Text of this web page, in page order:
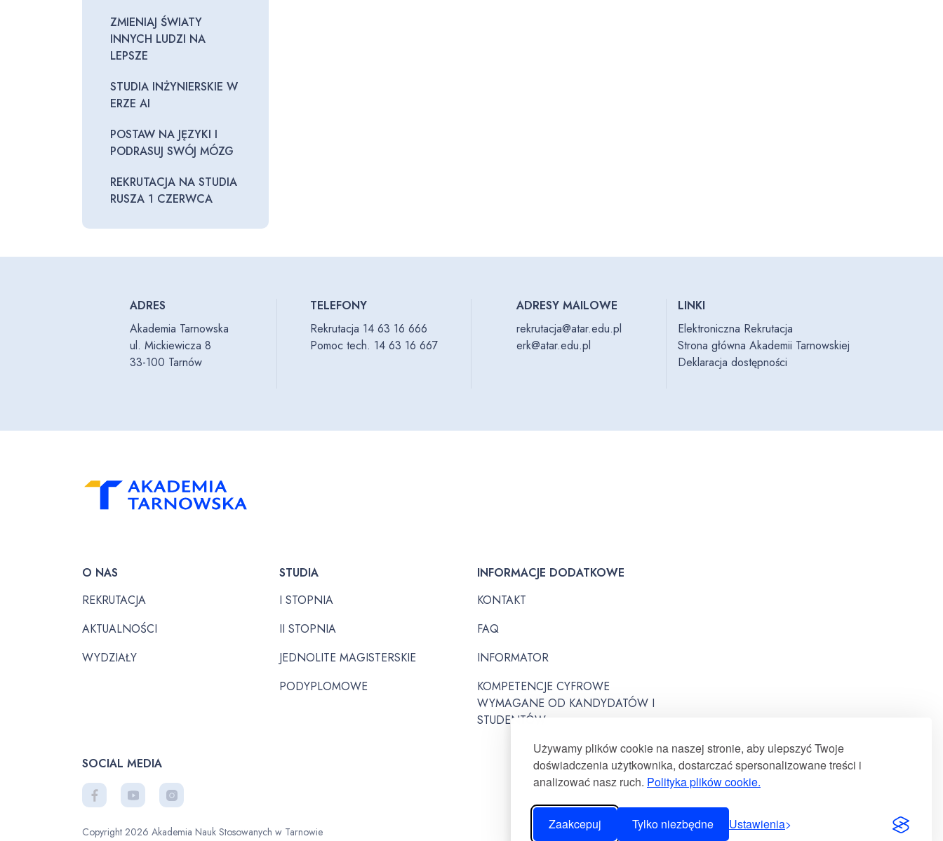
Używamy plików cookie na naszej stronie, aby ulepszyć Twoje
doświadczenia użytkownika, dostarczać spersonalizowane treści i
analizować nasz ruch. Polityka plików cookie.
Zaakcepuj Tylko niezbędne Ustawienia
ZMIENIAJ ŚWIATY
INNYCH LUDZI NA
LEPSZE
STUDIA INŻYNIERSKIE W
ERZE AI
POSTAW NA JĘZYKI I
PODRASUJ SWÓJ MÓZG
REKRUTACJA NA STUDIA
RUSZA 1 CZERWCA
ADRES
Akademia Tarnowska
ul. Mickiewicza 8
33-100 Tarnów
TELEFONY
Rekrutacja 14 63 16 666
Pomoc tech. 14 63 16 667
ADRESY MAILOWE
rekrutacja@atar.edu.pl
erk@atar.edu.pl
LINKI
Elektroniczna Rekrutacja
Strona główna Akademii Tarnowskiej
Deklaracja dostępności
O NAS
REKRUTACJA
AKTUALNOŚCI
WYDZIAŁY
STUDIA
I STOPNIA
II STOPNIA
JEDNOLITE MAGISTERSKIE
PODYPLOMOWE
INFORMACJE DODATKOWE
KONTAKT
FAQ
INFORMATOR
KOMPETENCJE CYFROWE
WYMAGANE OD KANDYDATÓW I
STUDENTÓW
SOCIAL MEDIA
Copyright 2026 Akademia Nauk Stosowanych w Tarnowie